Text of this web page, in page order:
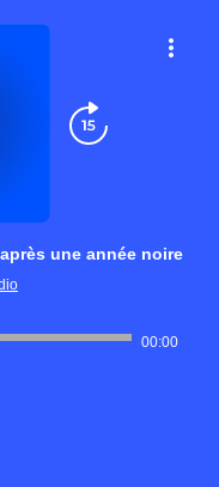
une année noire
00:00